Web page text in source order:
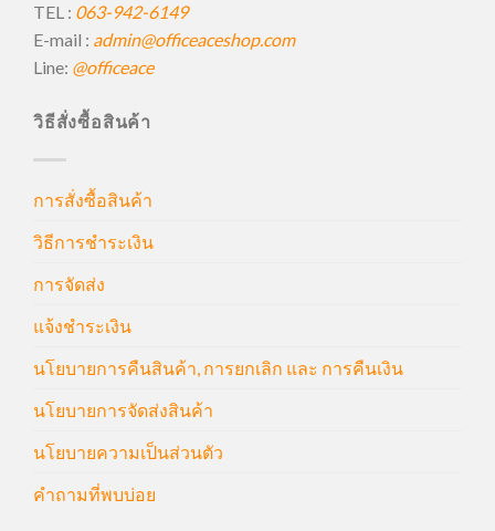
TEL : 063-942-6149
E-mail : admin@officeaceshop.com
Line: @officeace
วิธีสั่งซื้อสินค้า
การสั่งซื้อสินค้า
วิธีการชำระเงิน
การจัดส่ง
แจ้งชำระเงิน
นโยบายการคืนสินค้า, การยกเลิก และ การคืนเงิน
นโยบายการจัดส่งสินค้า
นโยบายความเป็นส่วนตัว
คำถามที่พบบ่อย